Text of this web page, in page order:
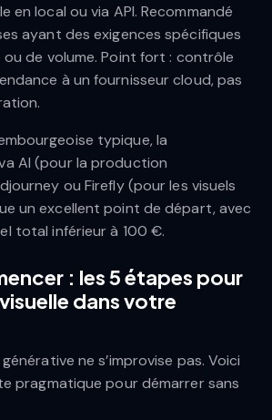
en local ou via API. Recommandé
ayant des exigences spécifiques
de volume. Point fort : contrôle
à un fournisseur cloud, pas
typique, la
AI (pour la production
ou Firefly (pour les visuels
un excellent point de départ, avec
total inférieur à 100 €.
: les 5 étapes pour
dans votre
générative ne s’improvise pas. Voici
pragmatique pour démarrer sans